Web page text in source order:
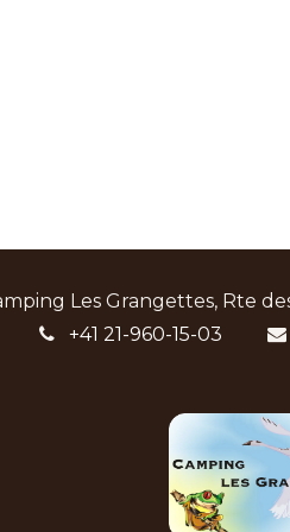
Les Grangettes, Rte
+41 21-960-15-03